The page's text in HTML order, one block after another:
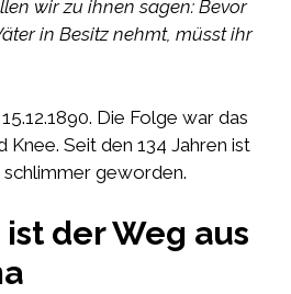
wir zu ihnen sagen: Bevor
in Besitz nehmt, müsst ihr
Die Folge war das
Knee. Seit den 134 Jahren ist
geworden.
der Weg aus